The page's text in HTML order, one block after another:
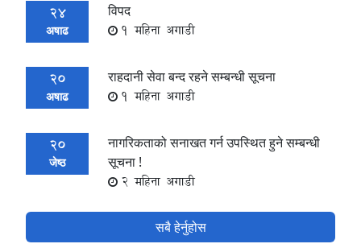
24
अषाढ
विपद
1 महिना अगाडी
20
अषाढ
राहदानी सेवा बन्द रहने सम्बन्धी सूचना
1 महिना अगाडी
20
जेष्ठ
नागरिकताको सनाखत गर्न उपस्थित हुने सम्बन्धी
सूचना !
2 महिना अगाडी
सबै हेर्नुहोस